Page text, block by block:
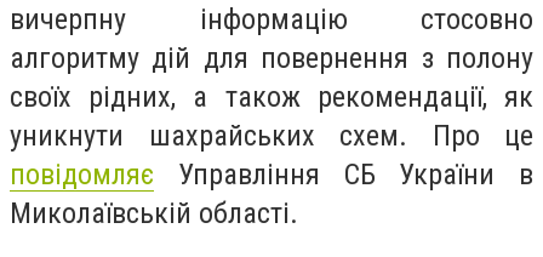
вичерпну інформацію стосовно
алгоритму дій для повернення з полону
своїх рідних, а також рекомендації, як
уникнути шахрайських схем. Про це
повідомляє Управління СБ України в
Миколаївській області.